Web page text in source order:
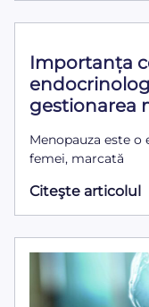
Importanța
gestionarea
Menopauza este o
femei, marcată
Citeşte articolul